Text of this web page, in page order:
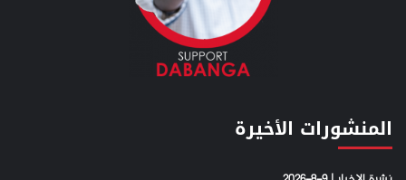
المنشورات الأخيرة